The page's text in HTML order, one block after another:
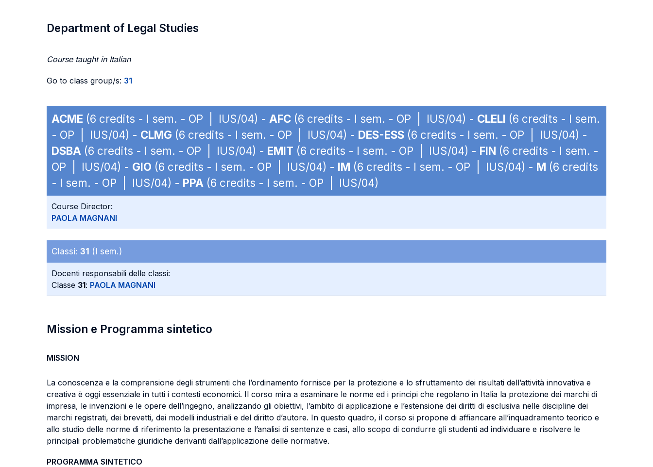
Department of Legal Studies
Course taught in Italian
Go to class group/s: 31
ACME (6 credits - I sem. - OP | IUS/04) - AFC (6 credits - I sem. - OP | IUS/04) - CLELI (6 credits - I sem.
- OP | IUS/04) - CLMG (6 credits - I sem. - OP | IUS/04) - DES-ESS (6 credits - I sem. - OP | IUS/04) -
DSBA (6 credits - I sem. - OP | IUS/04) - EMIT (6 credits - I sem. - OP | IUS/04) - FIN (6 credits - I sem. -
OP | IUS/04) - GIO (6 credits - I sem. - OP | IUS/04) - IM (6 credits - I sem. - OP | IUS/04) - M (6 credits
- I sem. - OP | IUS/04) - PPA (6 credits - I sem. - OP | IUS/04)
Course Director:
PAOLA MAGNANI
Classi: 31 (I sem.)
Docenti responsabili delle classi:
Classe 31: PAOLA MAGNANI
Mission e Programma sintetico
MISSION
La conoscenza e la comprensione degli strumenti che l’ordinamento fornisce per la protezione e lo sfruttamento dei risultati dell’attività innovativa e
creativa è oggi essenziale in tutti i contesti economici. Il corso mira a esaminare le norme ed i principi che regolano in Italia la protezione dei marchi di
impresa, le invenzioni e le opere dell’ingegno, analizzando gli obiettivi, l’ambito di applicazione e l’estensione dei diritti di esclusiva nelle discipline dei
marchi registrati, dei brevetti, dei modelli industriali e del diritto d’autore. In questo quadro, il corso si propone di affiancare all’inquadramento teorico e
allo studio delle norme di riferimento la presentazione e l’analisi di sentenze e casi, allo scopo di condurre gli studenti ad individuare e risolvere le
principali problematiche giuridiche derivanti dall’applicazione delle normative.
PROGRAMMA SINTETICO